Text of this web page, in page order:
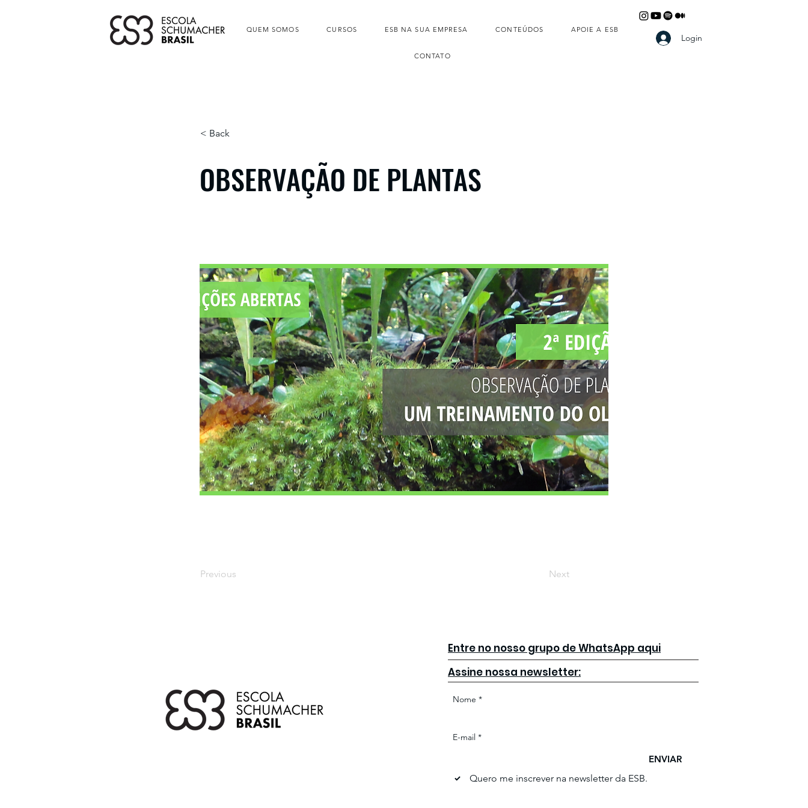
QUEM SOMOS CURSOS ESB NA SUA EMPRESA CONTEÚDOS APOIE A ESB
CONTATO
Login
< Back
OBSERVAÇÃO DE PLANTAS
Previous Next
Entre no nosso grupo de WhatsApp aqui
Assine nossa newsletter:
Nome *
E-mail *
ENVIAR
Quero me inscrever na newsletter da ESB.